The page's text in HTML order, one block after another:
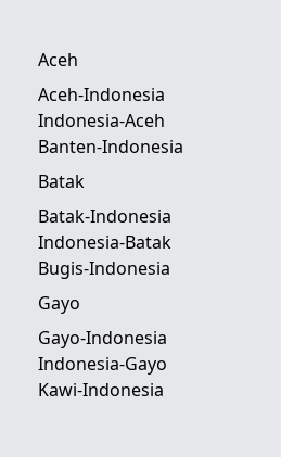
Aceh
Aceh-Indonesia
Indonesia-Aceh
Banten-Indonesia
Batak
Batak-Indonesia
Indonesia-Batak
Bugis-Indonesia
Gayo
Gayo-Indonesia
Indonesia-Gayo
Kawi-Indonesia